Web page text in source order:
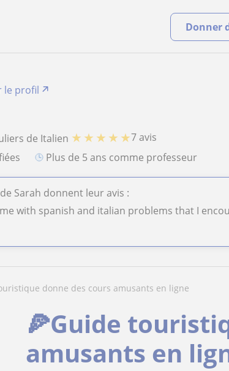
Donner
le profil
de Italien ★ ★ ★ ★ ★7 avis
plus de 5 ans comme professeur
Sarah donnent leur avis :
with spanish and italian problems that I
donne des cours amusants en ligne
🍕Guide
amusants en